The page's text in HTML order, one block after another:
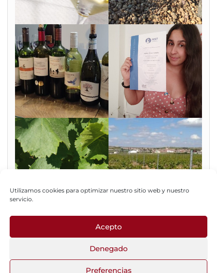
Utilizamos cookies para optimizar nuestro sitio web y nuestro
servicio.
Acepto
Denegado
Preferencias
Fotos del Blog